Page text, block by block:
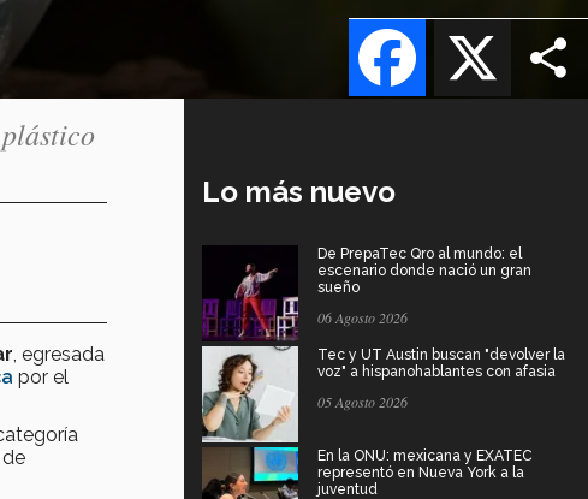
X
Facebook
, egresada
por el
Lo más nuevo
De PrepaTec Qro al mundo: el
escenario donde nació un gran
sueño
06 Agosto 2026
Tec y UT Austin buscan "devolver la
voz" a hispanohablantes con afasia
05 Agosto 2026
En la ONU: mexicana y EXATEC
representó en Nueva York a la
juventud